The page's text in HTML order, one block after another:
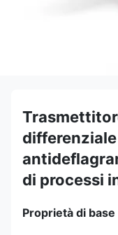
di processi
Proprietà di base